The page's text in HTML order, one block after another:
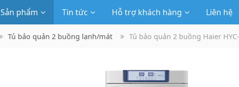
Sản phẩm Tin tức Hỗ trợ khách hàng Liên hệ
Tủ bảo quản 2 buồng lạnh/mát Tủ bảo quản 2 buồng Haier